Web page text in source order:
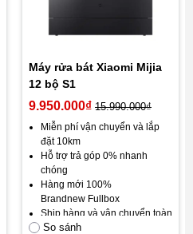
Máy rửa bát Xiaomi Mijia
12 bộ S1
9.950.000₫ 15.990.000₫
Miễn phí vận chuyển và lắp
đặt 10km
Hỗ trợ trả góp 0% nhanh
chóng
Hàng mới 100%
Brandnew Fullbox
Ship hàng và vận chuyển toàn
quốc
So sánh